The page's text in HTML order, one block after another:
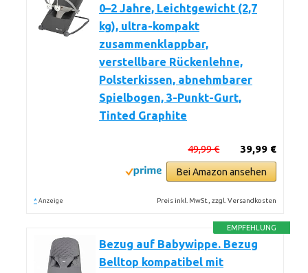
0–2 Jahre, Leichtgewicht (2,7
kg), ultra-kompakt
zusammenklappbar,
verstellbare Rückenlehne,
Polsterkissen, abnehmbarer
Spielbogen, 3-Punkt-Gurt,
Tinted Graphite
39,99 €
49,99 €
Bei Amazon ansehen
* Anzeige Preis inkl. MwSt., zzgl. Versandkosten
EMPFEHLUNG
Bezug auf Babywippe. Bezug
Belltop kompatibel mit